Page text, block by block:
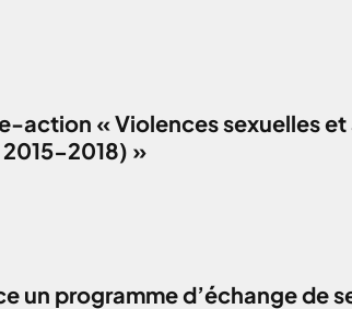
« Violences sexuelles
2015-2018) »
un programme d’échange de